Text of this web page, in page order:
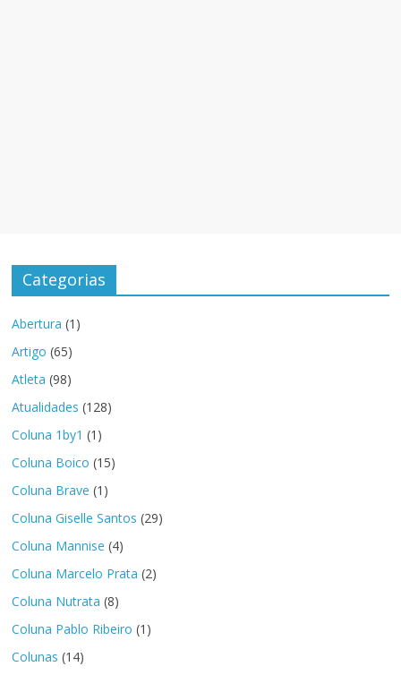
Categorias
Abertura (1)
Artigo (65)
Atleta (98)
Atualidades (128)
Coluna 1by1 (1)
Coluna Boico (15)
Coluna Brave (1)
Coluna Giselle Santos (29)
Coluna Mannise (4)
Coluna Marcelo Prata (2)
Coluna Nutrata (8)
Coluna Pablo Ribeiro (1)
Colunas (14)